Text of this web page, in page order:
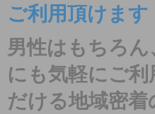
ご利用頂けます
男性はもちろん
にも気軽にご利
だける地域密着